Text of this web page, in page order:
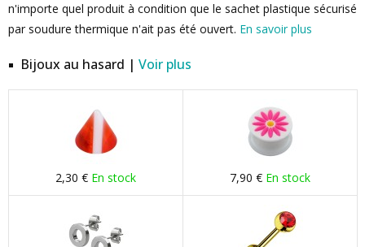
n'importe quel produit à condition que le sachet plastique sécurisé
par soudure thermique n'ait pas été ouvert. En savoir plus
Bijoux au hasard | Voir plus
2,30 € En stock 7,90 € En stock